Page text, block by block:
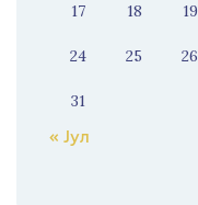
17 18 19
24 25 26
31
« Јул